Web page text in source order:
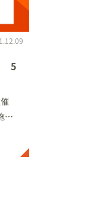
5
し